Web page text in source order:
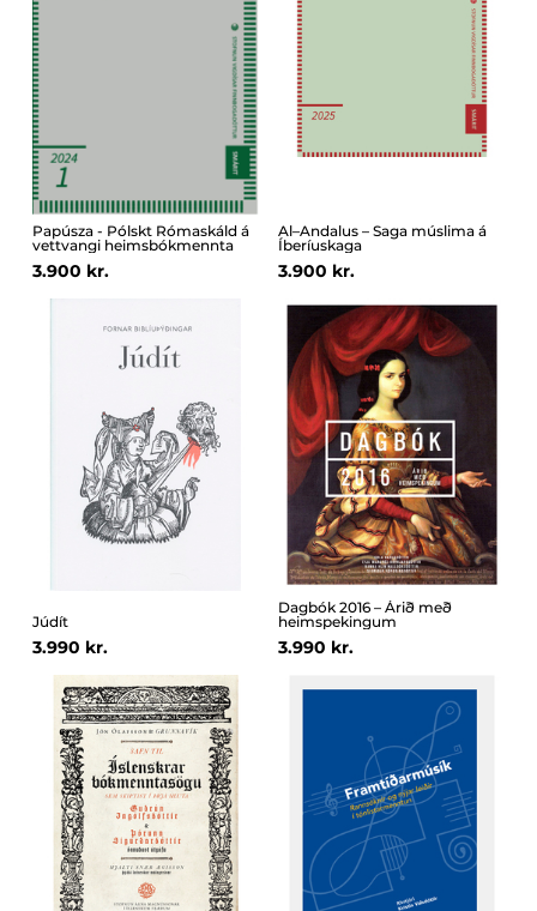
Papúsza - Pólskt Rómaskáld á
vettvangi heimsbókmennta
3.900 kr.
Al–Andalus – Saga múslima á
Íberíuskaga
3.900 kr.
Júdít
3.990 kr.
Dagbók 2016 – Árið með
heimspekingum
3.990 kr.